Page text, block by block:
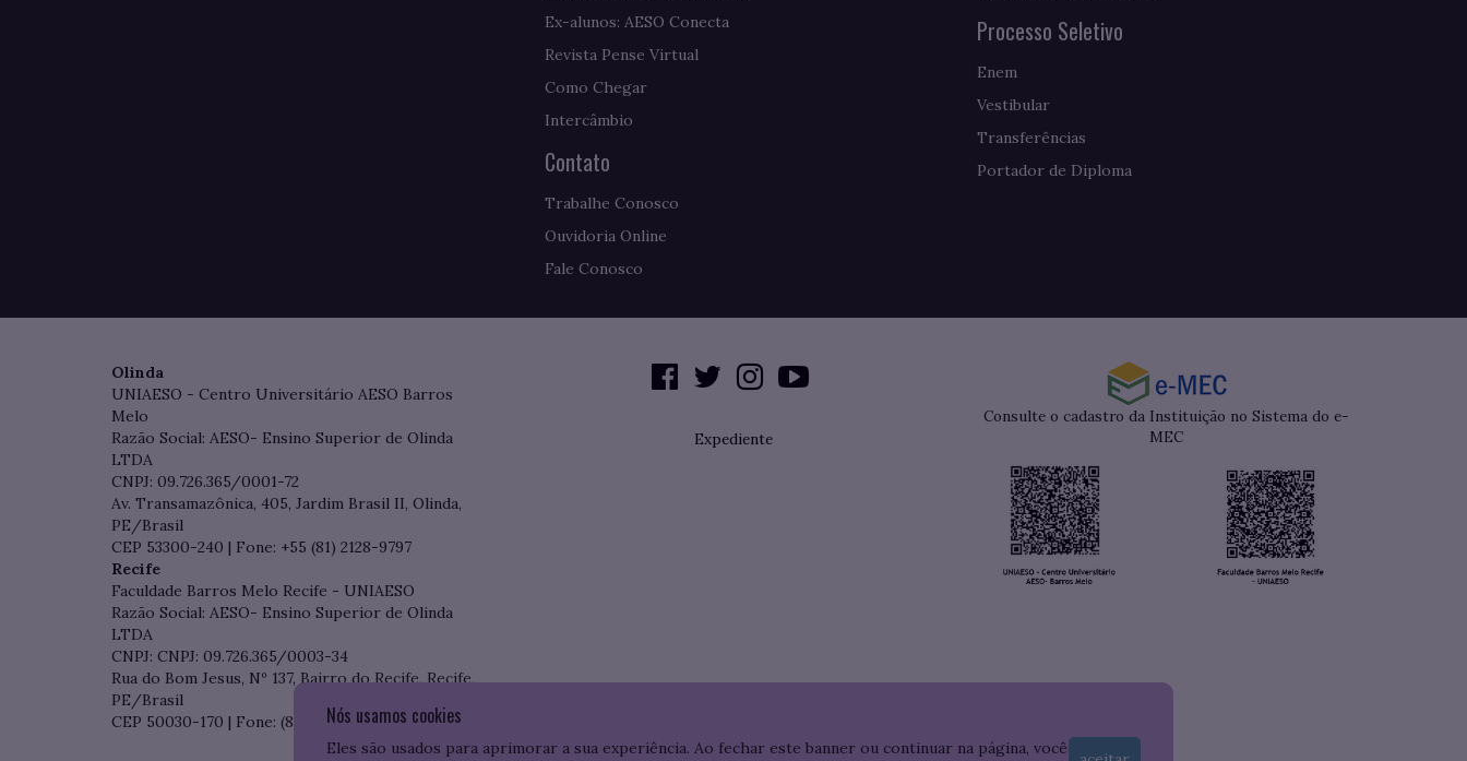
Nós usamos cookies
Eles são usados para aprimorar a sua experiência. Ao fechar este banner ou continuar na página, você
Ex-alunos: AESO Conecta
Revista Pense Virtual
Como Chegar
Intercâmbio
Contato
Trabalhe Conosco
Ouvidoria Online
Fale Conosco
Processo Seletivo
Enem
Vestibular
Transferências
Portador de Diploma
Olinda
UNIAESO - Centro Universitário AESO Barros
Melo
Razão Social: AESO- Ensino Superior de Olinda
LTDA
CNPJ: 09.726.365/0001-72
Av. Transamazônica, 405, Jardim Brasil II, Olinda,
PE/Brasil
CEP 53300-240 | Fone: +55 (81) 2128-9797
Recife
Faculdade Barros Melo Recife - UNIAESO
Razão Social: AESO- Ensino Superior de Olinda
LTDA
CNPJ: CNPJ: 09.726.365/0003-34
Rua do Bom Jesus, Nº 137, Bairro do Recife, Recife,
PE/Brasil
CEP 50030-170 | Fone: (81) 3204-7536
Expediente
Consulte o cadastro da Instituição no Sistema do e-
MEC